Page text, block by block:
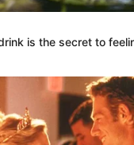
TOVÁBBI LEHETŐSÉGEK
OK, ELFOGADOM